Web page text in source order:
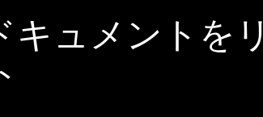
キュメントをリ